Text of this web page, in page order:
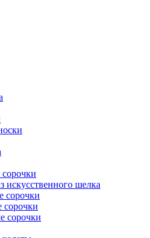
искусственного шелка
сорочки
сорочки
сорочки